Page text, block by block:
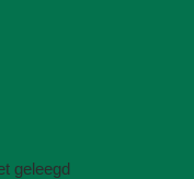
geleegd